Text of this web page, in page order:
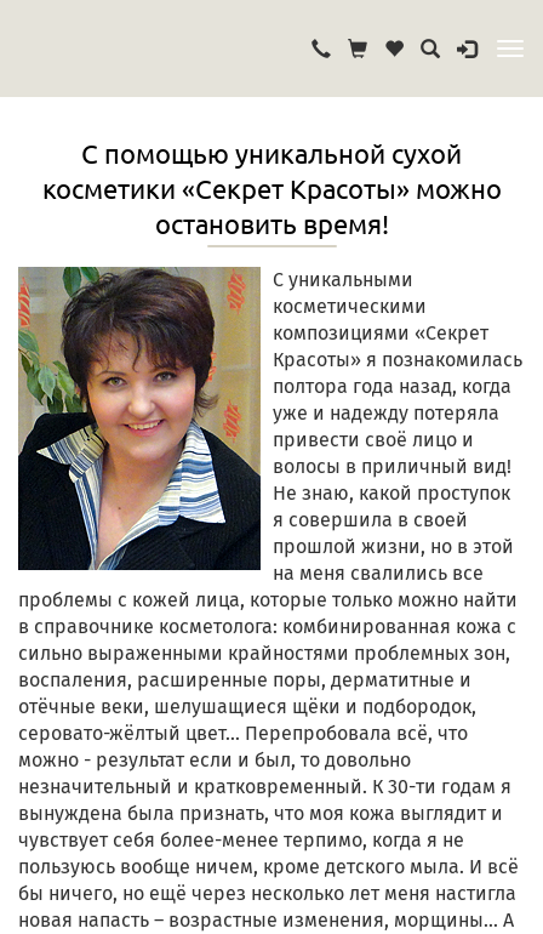
С помощью уникальной сухой
косметики «Секрет Красоты» можно
остановить время!
С уникальными
косметическими
композициями «Секрет
Красоты» я познакомилась
полтора года назад, когда
уже и надежду потеряла
привести своё лицо и
волосы в приличный вид!
Не знаю, какой проступок
я совершила в своей
прошлой жизни, но в этой
на меня свалились все
проблемы с кожей лица, которые только можно найти
в справочнике косметолога: комбинированная кожа с
сильно выраженными крайностями проблемных зон,
воспаления, расширенные поры, дерматитные и
отёчные веки, шелушащиеся щёки и подбородок,
серовато-жёлтый цвет... Перепробовала всё, что
можно - результат если и был, то довольно
незначительный и кратковременный. К 30-ти годам я
вынуждена была признать, что моя кожа выглядит и
чувствует себя более-менее терпимо, когда я не
пользуюсь вообще ничем, кроме детского мыла. И всё
бы ничего, но ещё через несколько лет меня настигла
новая напасть – возрастные изменения, морщины... А